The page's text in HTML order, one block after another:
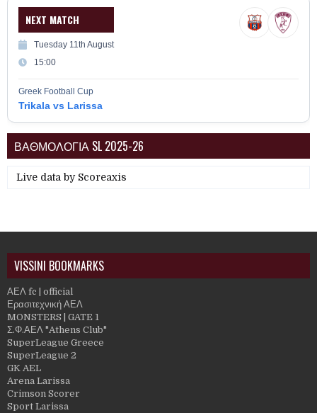
NEXT MATCH
Tuesday 11th August
15:00
Greek Football Cup
Trikala vs Larissa
ΒΑΘΜΟΛΟΓΙΑ SL 2025-26
Live data by Scoreaxis
VISSINI BOOKMARKS
ΑΕΛ fc | official
Ερασιτεχνική ΑΕΛ
MONSTERS | GATE 1
Σ.Φ.ΑΕΛ "Athens Club"
SuperLeague Greece
SuperLeague 2
GK AEL
Arena Larissa
Crimson Scorer
Sport Larissa